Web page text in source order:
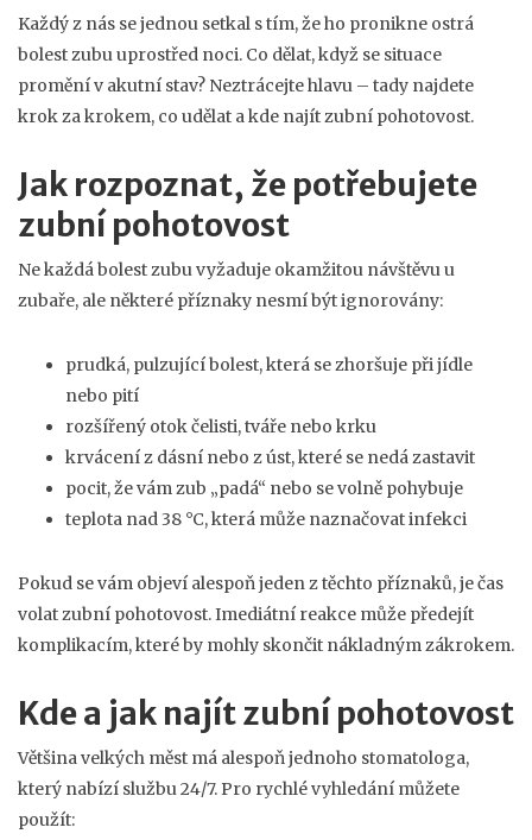
Každý z nás se jednou setkal s tím, že ho pronikne ostrá
bolest zubu uprostřed noci. Co dělat, když se situace
promění v akutní stav? Neztrácejte hlavu – tady najdete
krok za krokem, co udělat a kde najít zubní pohotovost.
Jak rozpoznat, že potřebujete
zubní pohotovost
Ne každá bolest zubu vyžaduje okamžitou návštěvu u
zubaře, ale některé příznaky nesmí být ignorovány:
prudká, pulzující bolest, která se zhoršuje při jídle
nebo pití
rozšířený otok čelisti, tváře nebo krku
krvácení z dásní nebo z úst, které se nedá zastavit
pocit, že vám zub „padá“ nebo se volně pohybuje
teplota nad 38 °C, která může naznačovat infekci
Pokud se vám objeví alespoň jeden z těchto příznaků, je čas
volat zubní pohotovost. Imediátní reakce může předejít
komplikacím, které by mohly skončit nákladným zákrokem.
Kde a jak najít zubní pohotovost
Většina velkých měst má alespoň jednoho stomatologa,
který nabízí službu 24/7. Pro rychlé vyhledání můžete
použít: